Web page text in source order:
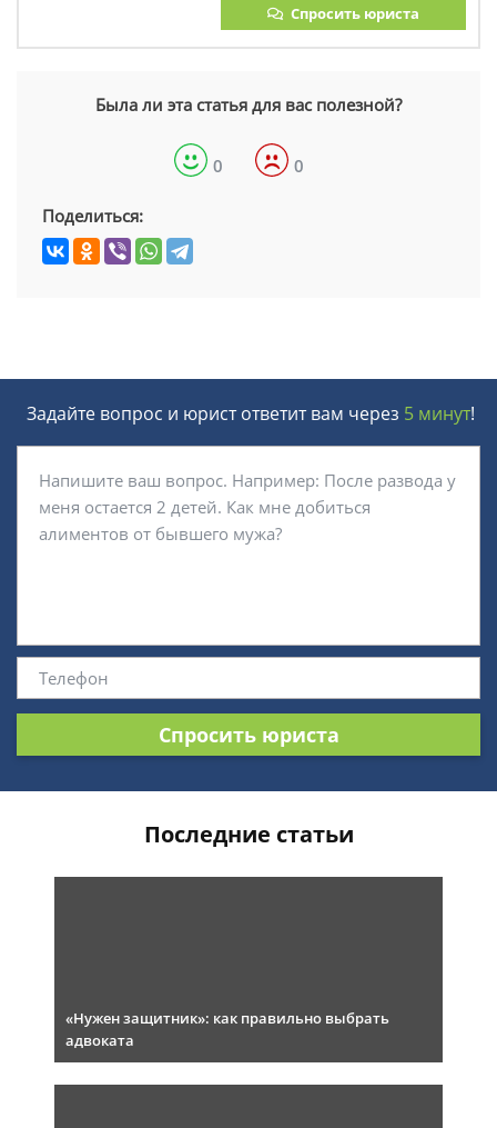
Спросить юриста
Была ли эта статья для вас полезной?
0 0
Поделиться:
Задайте вопрос и юрист ответит вам через 5 минут!
Спросить юриста
Последние статьи
«Нужен защитник»: как правильно выбрать
адвоката